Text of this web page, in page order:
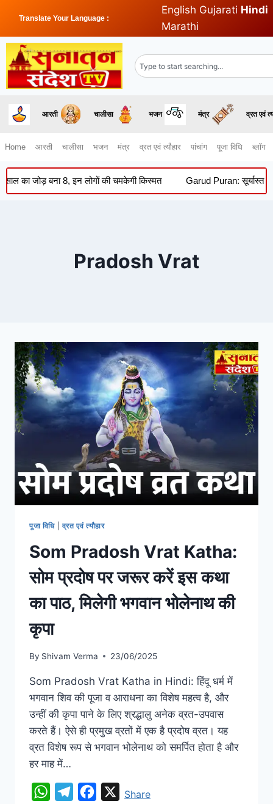
Translate Your Language :
English Gujarati Hindi
Marathi
आरती चालीसा भजन मंत्र व्रत एवं
Home आरती चालीसा भजन मंत्र व्रत एवं त्यौहार पांचांग पूजा विधि ब्लॉग
बना 8, इन लोगों की चमकेगी किस्मत Garud Puran: सूर्यास्त के बाद क्यों
Pradosh Vrat
पूजा विधि| व्रत एवं त्यौहार
Som Pradosh Vrat Katha:
सोम प्रदोष पर जरूर करें इस कथा
का पाठ, मिलेगी भगवान भोलेनाथ की
कृपा
By Shivam Verma 23/06/2025
Som Pradosh Vrat Katha in Hindi: हिंदू धर्म में
भगवान शिव की पूजा व आराधना का विशेष महत्व है, और
उन्हीं की कृपा पाने के लिए श्रद्धालु अनेक व्रत-उपवास
करते हैं। ऐसे ही प्रमुख व्रतों में एक है प्रदोष व्रत। यह
व्रत विशेष रूप से भगवान भोलेनाथ को समर्पित होता है और
हर माह में…
WhatsAppTelegramFacebook
XShare